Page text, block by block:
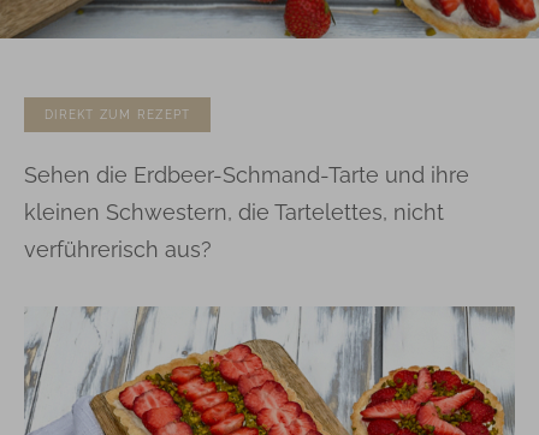
DIREKT ZUM REZEPT
Sehen die Erdbeer-Schmand-Tarte und ihre
kleinen Schwestern, die Tartelettes, nicht
verführerisch aus?